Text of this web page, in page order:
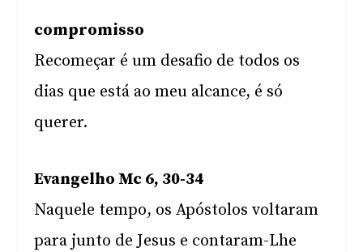
compromisso
Recomeçar é um desafio de todos os
dias que está ao meu alcance, é só
querer.
Evangelho Mc 6, 30-34
Naquele tempo, os Apóstolos voltaram
para junto de Jesus e contaram-Lhe